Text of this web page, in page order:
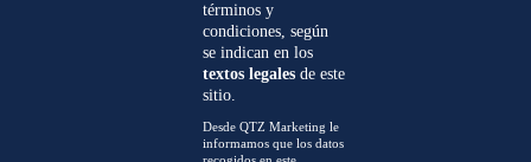
términos y
condiciones, según
se indican en los
textos legales de este
sitio.
Desde QTZ Marketing le
informamos que los datos